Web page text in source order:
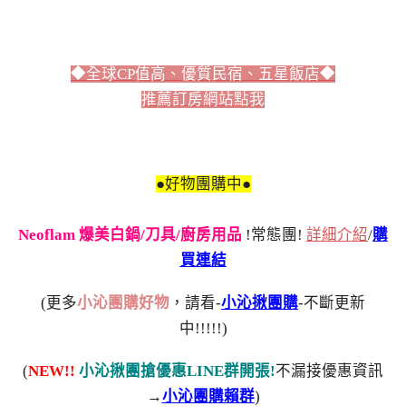
◆全球CP值高、優質民宿、五星飯店◆
推薦訂房網站點我
●好物團購中●
Neoflam 爆美白鍋/刀具/廚房用品 !常態團! 詳細介紹/購
買連結
(更多小沁團購好物 ，請看-小沁揪團購-不斷更新
中!!!!!)
(NEW!! 小沁揪團搶優惠LINE群開張!不漏接優惠資訊
→小沁團購賴群)